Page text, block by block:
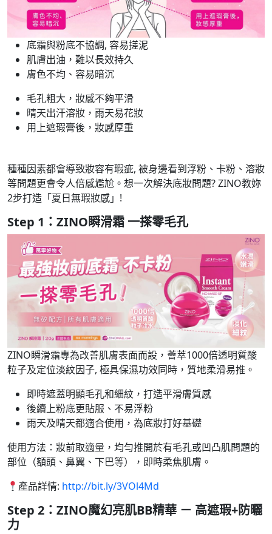
底霜與粉底不協調, 容易搓泥
肌膚出油，難以長效持久
膚色不均、容易暗沉
毛孔粗大，妝感不夠平滑
晴天出汗溶妝，雨天易花妝
用上遮瑕膏後，妝感厚重
種種因素都會導致妝容有瑕疵, 被身邊看到浮粉、卡粉、溶妝
等問題更會令人倍感尷尬。想一次解決底妝問題? ZINO教妳
2步打造「夏日無瑕妝感」!
Step 1：ZINO瞬滑霜 一搽零毛孔
ZINO瞬滑霜專為改善肌膚表面而設，薈萃1000倍透明質酸
粒子及定位淡紋因子, 極具保濕功效同時，質地柔滑易推。
即時遮蓋明顯毛孔和細紋，打造平滑膚質感
後續上粉底更貼服、不易浮粉
雨天及晴天都適合使用，為底妝打好基礎
使用方法：妝前取適量，均勻推開於有毛孔或凹凸肌問題的
部位（額頭、鼻翼、下巴等），即時柔焦肌膚。
產品詳情: http://bit.ly/3VOl4Md
Step 2：ZINO魔幻亮肌BB精華 － 高遮瑕+防曬
力